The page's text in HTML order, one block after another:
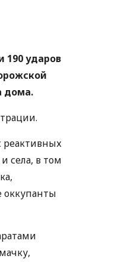
190 ударов
дома.
реактивных
села, в том
оккупанты